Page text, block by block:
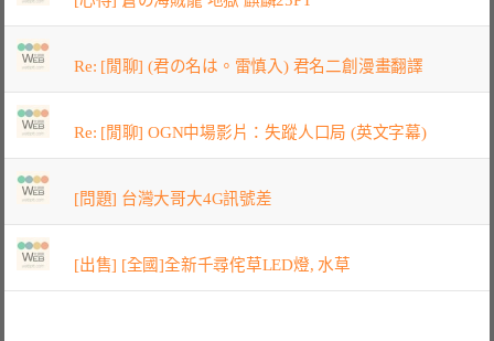
Re: [閒聊] (君の名は。雷慎入) 君名二創漫畫翻譯
Re: [閒聊] OGN中場影片：失蹤人口局 (英文字幕)
[問題] 台灣大哥大4G訊號差
[出售] [全國]全新千尋侘草LED燈, 水草